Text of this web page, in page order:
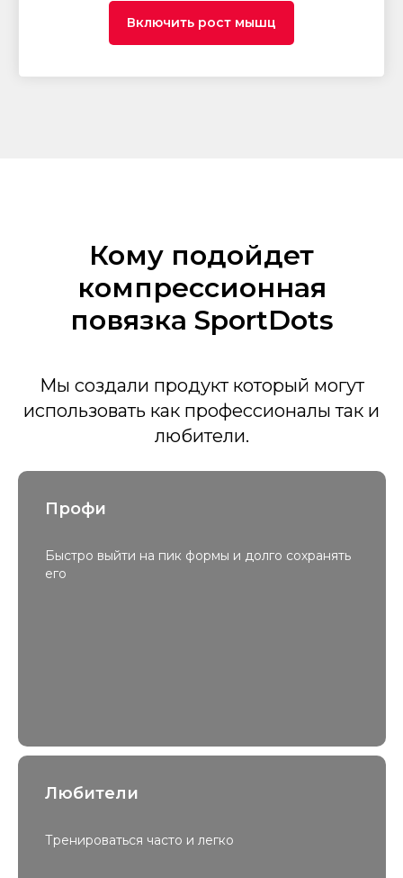
Включить рост мышц
Кому подойдет
компрессионная
повязка SportDots
Мы создали продукт который могут
использовать как профессионалы так и
любители.
Профи
Быстро выйти на пик формы и долго сохранять
его
Любители
Тренироваться часто и легко